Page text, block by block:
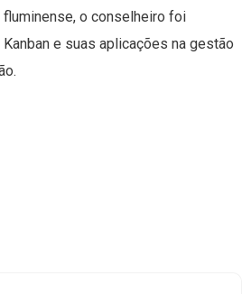
o conselheiro foi
e suas aplicações na gestão